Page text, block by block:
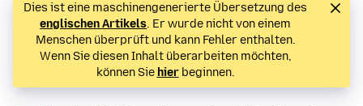
Dies ist eine maschinengenerierte Übersetzung des
englischen Artikels. Er wurde nicht von einem
Menschen überprüft und kann Fehler enthalten.
Wenn Sie diesen Inhalt überarbeiten möchten,
können Sie hierbeginnen.